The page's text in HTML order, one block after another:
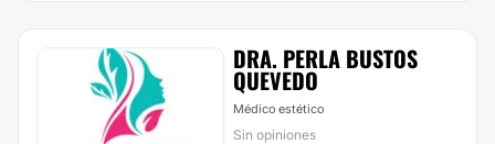
DRA. PERLA BUSTOS
QUEVEDO
Médico estético
Sin opiniones